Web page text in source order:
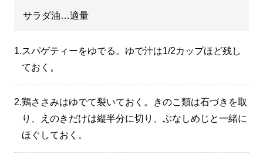
サラダ油…適量
1.スパゲティーをゆでる。ゆで汁は1/2カップほど残し
ておく。
2.鶏ささみはゆでて裂いておく。きのこ類は石づきを取
り、えのきだけは縦半分に切り、ぶなしめじと一緒に
ほぐしておく。